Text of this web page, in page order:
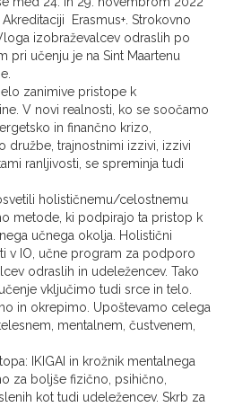
Erasmus+. Strokovno
izobraževalcev odraslih po
pri učenju je na Sint Maartenu
zanimive pristope k
V novi realnosti, ko se soočamo
in finančno krizo,
družbe, trajnostnimi izzivi, izzivi
ranljivosti, se spreminja tudi
holističnemu/celostnemu
metode, ki podpirajo ta pristop k
učnega okolja. Holistični
v IO, učne program za podporo
odraslih in udeležencev. Tako
vključimo tudi srce in telo.
in okrepimo. Upoštevamo celega
mentalnem, čustvenem,
IKIGAI in krožnik mentalnega
za boljše fizično, psihično,
kot tudi udeležencev. Skrb za